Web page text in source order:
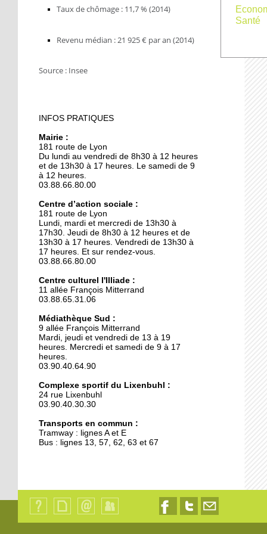
9 octobre 2018
neuve
19 octobre 2017
Les ateliers rénovés du
lycée Le Corbusier sous
les projecteurs
19 octobre 2017
La communauté
musulmane en quête
d'espace
19 octobre 2017
Une reconquête de la
nuit positive
La grande lessive exposée
demain
18 octobre 2017
Police municipale : la
proximité cachée
16 octobre 2017
Face à l'afflux de dons, la
banque alimentaire
Recrutement
d’enseignant allemand
en cours
Taux de chômage : 11,7 % (2014)
Revenu médian : 21 925 € par an (2014)
​Source : Insee
INFOS PRATIQUES
Mairie :
181 route de Lyon
Du lundi au vendredi de 8h30 à 12 heures
et de 13h30 à 17 heures. Le samedi de 9
à 12 heures.
03.88.66.80.00
Centre d’action sociale :
181 route de Lyon
Lundi, mardi et mercredi de 13h30 à
17h30. Jeudi de 8h30 à 12 heures et de
13h30 à 17 heures. Vendredi de 13h30 à
17 heures. Et sur rendez-vous.
03.88.66.80.00
Centre culturel l'Illiade :
11 allée François Mitterrand
03.88.65.31.06
Médiathèque Sud :
9 allée François Mitterrand
Mardi, jeudi et vendredi de 13 à 19
heures. Mercredi et samedi de 9 à 17
heures.
03.90.40.64.90
Complexe sportif du Lixenbuhl :
24 rue Lixenbuhl
03.90.40.30.30
Transports en commun :
Tramway : lignes A et E
Bus : lignes 13, 57, 62, 63 et 67
Santé
sommes-
du